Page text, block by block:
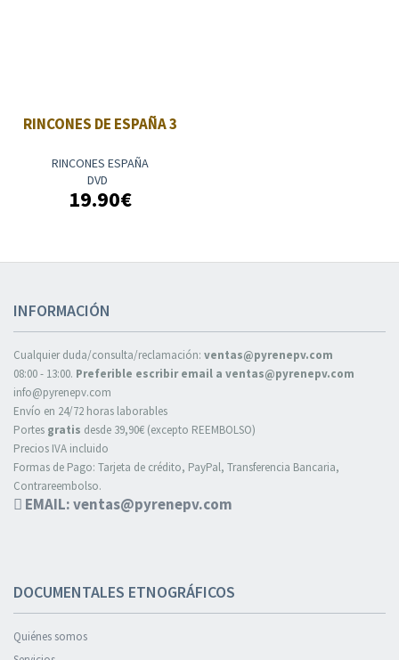
RINCONES DE ESPAÑA 3
RINCONES ESPAÑA
DVD
19.90€
INFORMACIÓN
Cualquier duda/consulta/reclamación: ventas@pyrenepv.com
08:00 - 13:00. Preferible escribir email a ventas@pyrenepv.com
info@pyrenepv.com
Envío en 24/72 horas laborables
Portes gratis desde 39,90€ (excepto REEMBOLSO)
Precios IVA incluido
Formas de Pago: Tarjeta de crédito, PayPal, Transferencia Bancaria,
Contrareembolso.
EMAIL: ventas@pyrenepv.com
DOCUMENTALES ETNOGRÁFICOS
Quiénes somos